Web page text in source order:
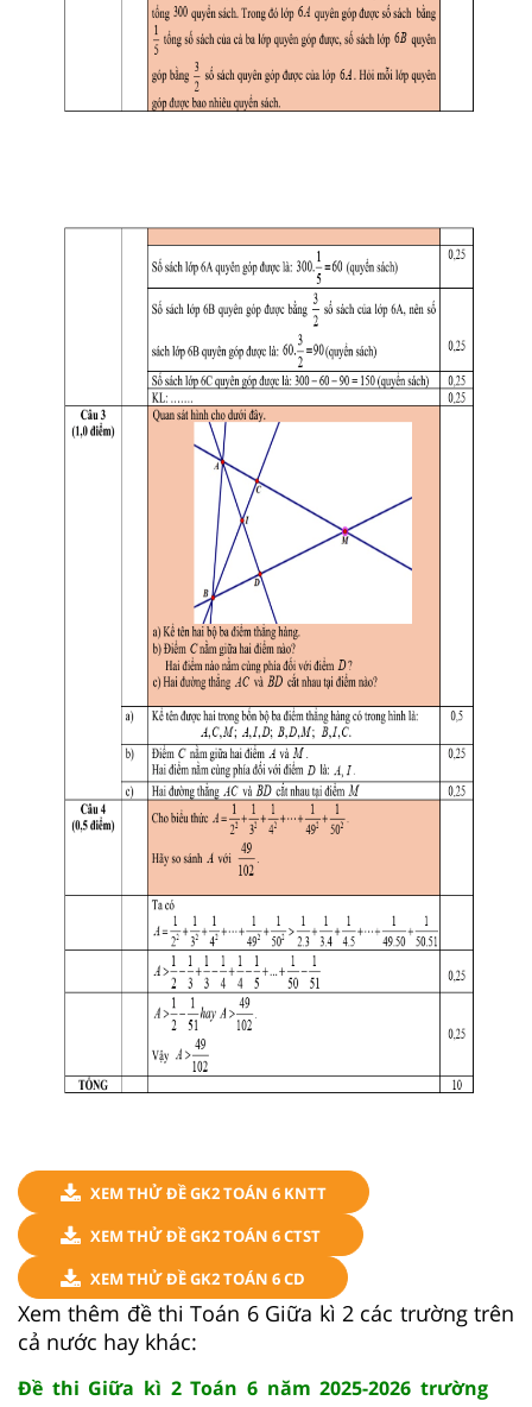
XEM THỬ ĐỀ GK2 TOÁN 6 KNTT
XEM THỬ ĐỀ GK2 TOÁN 6 CTST
XEM THỬ ĐỀ GK2 TOÁN 6 CD
Xem thêm đề thi Toán 6 Giữa kì 2 các trường trên
cả nước hay khác:
Đề thi Giữa kì 2 Toán 6 năm 2025-2026 trường